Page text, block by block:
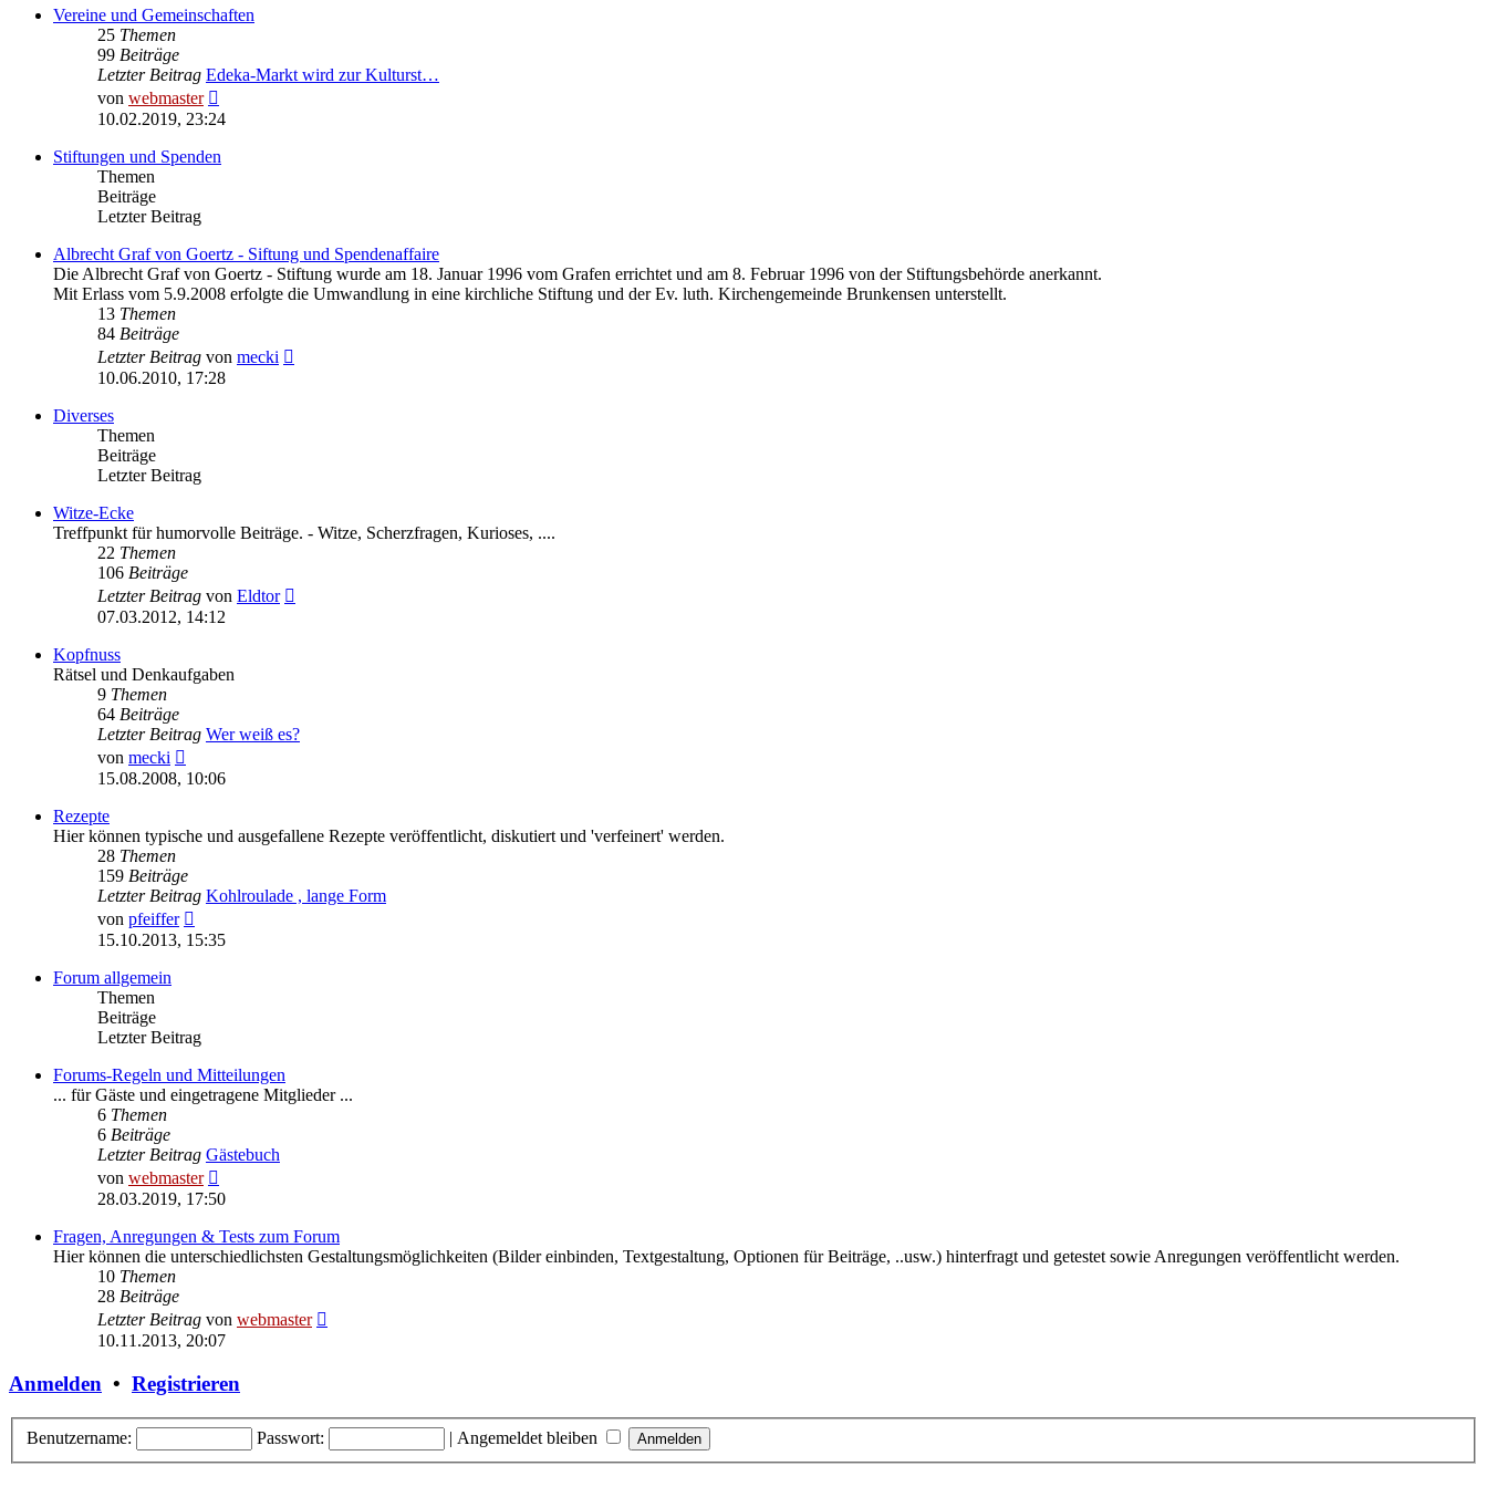
Vereine und Gemeinschaften
25 Themen
99 Beiträge
Letzter Beitrag Edeka-Markt wird zur Kulturst…
von webmaster
Beitrag
10.02.2019, 23:24
Stiftungen und Spenden
Themen
Beiträge
Letzter Beitrag
Albrecht Graf von Goertz - Siftung und Spendenaffaire
Die Albrecht Graf von Goertz - Stiftung wurde am 18. Januar 1996 vom Grafen errichtet und am 8. Februar 1996 von der Stiftungsbehörde anerkannt.
Mit Erlass vom 5.9.2008 erfolgte die Umwandlung in eine kirchliche Stiftung und der Ev. luth. Kirchengemeinde Brunkensen unterstellt.
13 Themen
84 Beiträge
Letzter Beitrag von mecki
10.06.2010, 17:28
Diverses
Themen
Beiträge
Letzter Beitrag
Witze-Ecke
Treffpunkt für humorvolle Beiträge. - Witze, Scherzfragen, Kurioses, ....
22 Themen
106 Beiträge
Letzter Beitrag von Eldtor
07.03.2012, 14:12
Kopfnuss
Rätsel und Denkaufgaben
9 Themen
64 Beiträge
Letzter Beitrag Wer weiß es?
von mecki
Beitrag
15.08.2008, 10:06
Rezepte
Hier können typische und ausgefallene Rezepte veröffentlicht, diskutiert und 'verfeinert' werden.
28 Themen
159 Beiträge
Letzter Beitrag Kohlroulade , lange Form
von pfeiffer
Beitrag
15.10.2013, 15:35
Forum allgemein
Themen
Beiträge
Letzter Beitrag
Forums-Regeln und Mitteilungen
... für Gäste und eingetragene Mitglieder ...
6 Themen
6 Beiträge
Letzter Beitrag Gästebuch
von webmaster
Beitrag
28.03.2019, 17:50
Fragen, Anregungen & Tests zum Forum
Hier können die unterschiedlichsten Gestaltungsmöglichkeiten (Bilder einbinden, Textgestaltung, Optionen für Beiträge, ..usw.) hinterfragt und getestet sowie Anregungen veröffentlicht werden.
10 Themen
28 Beiträge
Letzter Beitrag von webmaster
10.11.2013, 20:07
Anmelden • Registrieren
Benutzername: Passwort: | Angemeldet bleiben